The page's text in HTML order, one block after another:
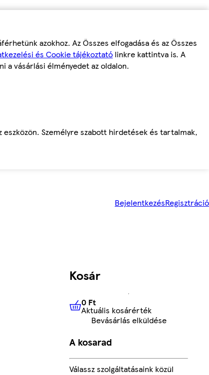
azokhoz. Az Összes elfogadása és az Összes
és Cookie tájékoztató linkre kattintva is. A
a vásárlási élményedet az oldalon.
Személyre szabott hirdetések és tartalmak,
BejelentkezésRegisztráció
Kosár
0 FtAktuális kosárérték
0 Ft
Aktuális kosárérték
Bevásárlás elküldése
A kosarad
Válassz szolgáltatásaink közül